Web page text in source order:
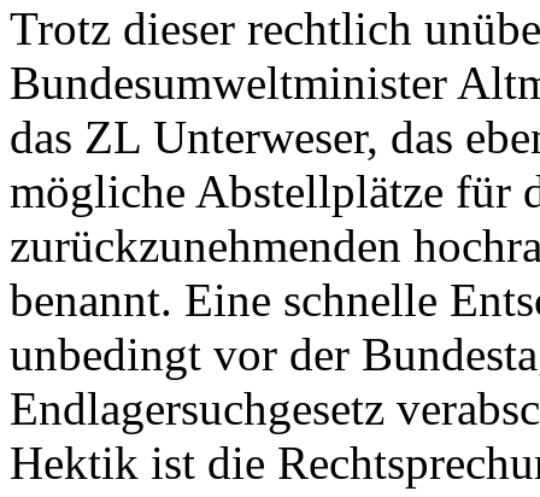
Trotz dieser rechtlich
Bundesumweltminister
das ZL Unterweser, das
mögliche Abstellplätze für
zurückzunehmenden
benannt. Eine schnelle
unbedingt vor der
Endlagersuchgesetz
Hektik ist die